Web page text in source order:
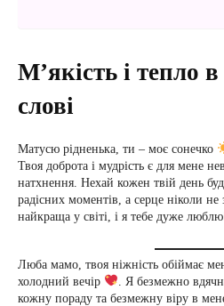
М’якість і тепло
слові
Матусю рідненька, ти – моє сонечко
Твоя доброта і мудрість є для мене
натхнення. Нехай кожен твій день
радісних моментів, а серце ніколи не
найкраща у світі, і я тебе дуже
Люба мамо, твоя ніжність обіймає
холодний вечір
. Я безмежно
кожну пораду та безмежну віру в